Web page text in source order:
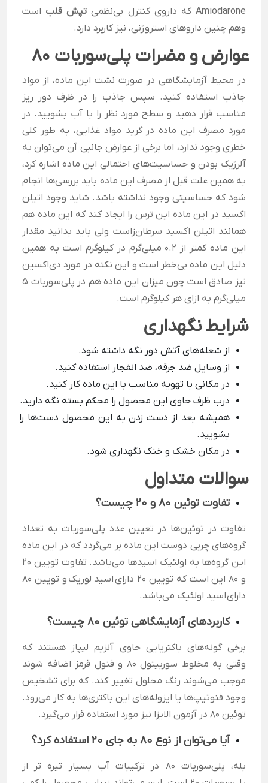
Amiodarone که داروی کنترل بی‌نظمی
تپش قلب است
وهم چنین داروهای استروژنی، نیز کاربرد دارد.
عوارض و مضرات پلی‌سوربات 80
در محیط آزمایشگاهی در صورت نشت این ماده، از مواد
جاذب استفاده کنید. سپس جاذب را در ظرف دور ریز
مناسب قرار دهید و سطح مورد نظر را با آب بشویید. در
مورد مصرف این ماده در گرید مواد غذایی، به طور کلی
خطری وجود ندارد، اما برخی از عوارض جانبی آن می‌توان به
آلرژیک بودن و حساسیت‌های احتمالی این ماده اشاره کرد،
به همین علت قبل از مصرف این ماده باید بررسی‌ها انجام
شود که حساسیتی وجود نداشته باشد. شاید وجود اتیلن
اکسید در این ماده این ترس را ایجاد کند که این ماده هم
همانند اتیلن اکسید سرطان‌زاست ولی باید بدانید مقدار
این ماده کمتر از 0.2 میلی‌گرم در کیلو‌گرم است به همین
دلیل این ماده بی‌خطر است و این نکته در مورد دی‌اکسین
نیز صادق است چون میزان این ماده هم در پلی‌سوربات 5
میلی‌گرم به ازای هر کیلوگرم است.
شرایط نگهداری
از شعله‌های آتش دور نگه داشته شود.
از وسایل ضد جرقه، ضد انفجار استفاده کنید.
در مکانی با تهویه مناسب با این ماده کار کنید.
درب ظرف حاوی این محصول را محکم بسته نگه دارید.
همیشه بعد از دست زدن به این محصول دست‌ها را
بشویید.
در مکان خشک و خنک نگهداری شود.
سوالات متداول
تفاوت توئین 80 و 20 چیست؟
تفاوت در توئین‌ها در تعیین عدد پلی‌سوربات به تعداد
گروه‌های چربی دوست این ماده بر می‌گردد که در این ماده
این گروه‌ها به اولئیک اسیدها می‌باشد. تفاوت تویین 20
و 80 این است که تویین 20 دارای
اسید لوریک و تویین 80
دارایاسید اولئیک می‌باشد.
کاربردهای آزمایشگاهی توئین 80 چیست؟
برخی گونه‌های باکتریایی حاوی آنزیم لیپاز هستند که
وقتی به مخلوط سوربیتول 80 و فنول قرمز اضافه شوند
موجب می‌شوند رنگ محلول تغییر کند. که برای تشخیص
وجود فنوتیپ‌ها یا ایزوله‌های این باکتری‌ها به کار می‌رود.
توئین 80 در آزمون الایزا نیز مورد استفاده قرار می‌گیرد.
آیا می‌توان از نوع 80 به جای 20 استفاده کرد؟
بله، پلی‌سوربات 80 در ترکیبات آب بسیار تیره تر از